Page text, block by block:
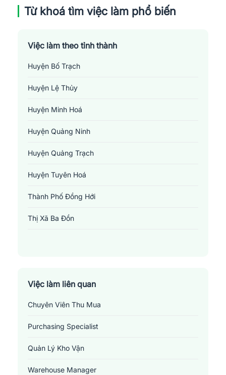
trọng việc xây dựng và duy trì mối quan hệ tốt đẹp với các nhà
cung cấp, khách hàng và đối tác vận chuyển, để đảm bảo rằng
cũng cần phải nắm bắt rõ quy định pháp luật về vận chuyển và
nhiều cảng biển và cảng hàng không tiện lợi cho việc vận chuyển
hàng hóa. Ngoài ra, hệ thống đường bộ và đường sắt cũng được
nên thuận tiện hơn. Cuối cùng, việc làm logistics tại Quảng Bình
quyết vấn đề linh hoạt để đối phó với các tình huống không lường
trước được. Trên hết, đây là nghề nghiệp đòi hỏi sự tận tâm và
Từ khoá tìm việc làm phổ biến
Việc làm theo tỉnh thành
Huyện Bố Trạch
Huyện Lệ Thủy
Huyện Minh Hoá
Huyện Quảng Ninh
Huyện Quảng Trạch
Huyện Tuyên Hoá
Thành Phố Đồng Hới
Thị Xã Ba Đồn
Việc làm liên quan
Chuyên Viên Thu Mua
Purchasing Specialist
Quản Lý Kho Vận
Warehouse Manager